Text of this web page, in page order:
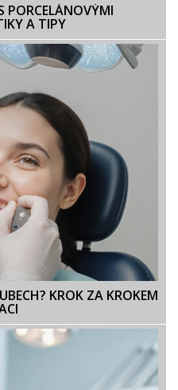
PORCELÁNOVÝMI
A TIPY
KROK ZA KROKEM